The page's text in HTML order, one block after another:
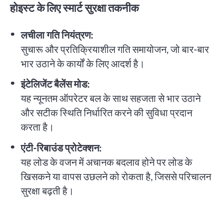
होइस्ट के लिए स्मार्ट सुरक्षा तकनीक
लचीला गति नियंत्रण:
सुचारू और प्रतिक्रियाशील गति समायोजन, जो बार-बार
भार उठाने के कार्यों के लिए आदर्श है।
इंटेलिजेंट बैलेंस मोड:
यह न्यूनतम ऑपरेटर बल के साथ सहजता से भार उठाने
और सटीक स्थिति निर्धारित करने की सुविधा प्रदान
करता है।
एंटी-रिबाउंड प्रोटेक्शन:
यह लोड के वजन में अचानक बदलाव होने पर लोड के
खिसकने या वापस उछलने को रोकता है, जिससे परिचालन
सुरक्षा बढ़ती है।